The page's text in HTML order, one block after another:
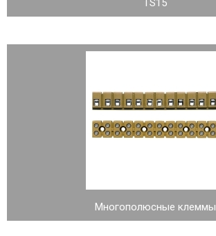
TS15
Многополюсные клеммы